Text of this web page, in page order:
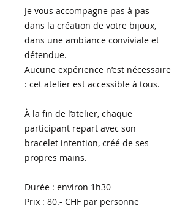
Je vous accompagne pas à pas
dans la création de votre bijoux,
dans une ambiance conviviale et
détendue.
Aucune expérience n’est nécessaire
: cet atelier est accessible à tous.
À la fin de l’atelier, chaque
participant repart avec son
bracelet intention, créé de ses
propres mains.
Durée : environ 1h30
Prix : 80.- CHF par personne